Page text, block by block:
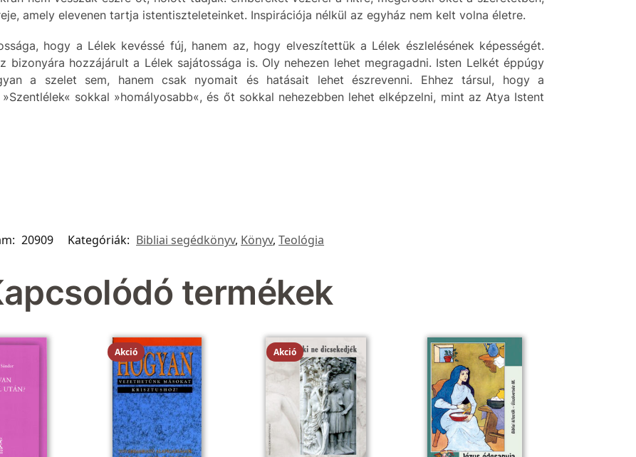
amely elevenen tartja istentiszteleteinket. Inspirációja nélkül az egyház nem kelt volna életre.
hogy a Lélek kevéssé fúj, hanem az, hogy elveszítettük a Lélek észlelésének képességét.
bizonyára hozzájárult a Lélek sajátossága is. Oly nehezen lehet megragadni. Isten Lelkét éppúgy
a szelet sem, hanem csak nyomait és hatásait lehet észrevenni. Ehhez társul, hogy a
sokkal »homályosabb«, és őt sokkal nehezebben lehet elképzelni, mint az Atya Istent
20909 Kategóriák: Bibliai segédkönyv, Könyv,Teológia
termékek
Akció Akció